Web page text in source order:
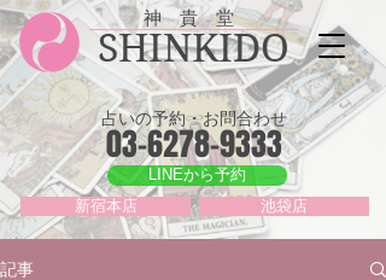
神 貴 堂
SHINKIDO
占いの予約・お問合わせ
03-6278-9333
LINEから予約
新宿本店 池袋店
記事